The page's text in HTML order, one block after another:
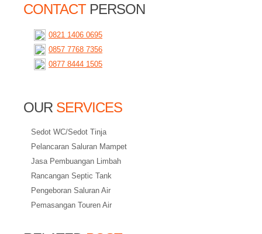
CONTACTPERSON
0821 1406 0695
0857 7768 7356
0877 8444 1505
OUR SERVICES
Sedot WC/Sedot Tinja
Pelancaran Saluran Mampet
Jasa Pembuangan Limbah
Rancangan Septic Tank
Pengeboran Saluran Air
Pemasangan Touren Air